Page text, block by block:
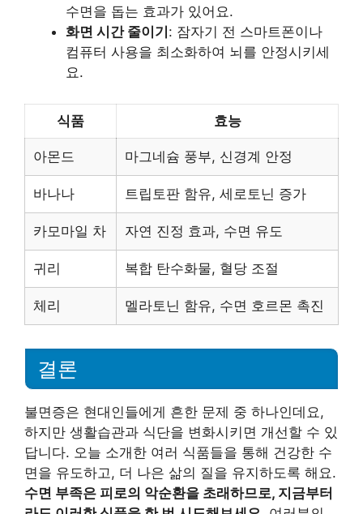
수면을 돕는 효과가 있어요.
화면 시간 줄이기 : 잠자기 전 스마트폰이나
컴퓨터 사용을 최소화하여 뇌를 안정시키세
요.
식품 효능
아몬드 마그네슘 풍부, 신경계 안정
바나나 트립토판 함유, 세로토닌 증가
카모마일 차 자연 진정 효과, 수면 유도
귀리 복합 탄수화물, 혈당 조절
체리 멜라토닌 함유, 수면 호르몬 촉진
결론
불면증은 현대인들에게 흔한 문제 중 하나인데요,
하지만 생활습관과 식단을 변화시키면 개선할 수 있
답니다. 오늘 소개한 여러 식품들을 통해 건강한 수
면을 유도하고, 더 나은 삶의 질을 유지하도록 해요.
수면 부족은 피로의 악순환을 초래하므로, 지금부터